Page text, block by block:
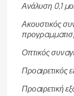
Ανάλυση 0,1
Ακουστικός
Οπτικός
Προαιρετικός
Προαιρετική